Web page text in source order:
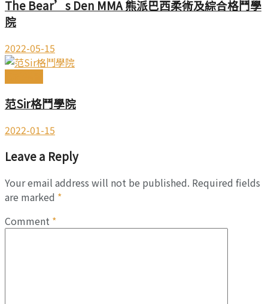
The Bear’s Den MMA 熊派巴西柔術及綜合格鬥學
院
2022-05-15
范Sir格鬥學院
2022-01-15
Leave a Reply
Your email address will not be published. Required fields
are marked *
Comment *